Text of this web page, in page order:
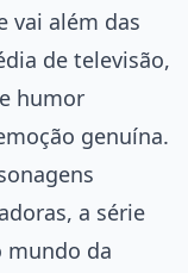
vai além das
de televisão,
humor
genuína.
a série
mundo da